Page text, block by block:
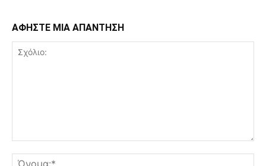
ΑΦΗΣΤΕ ΜΙΑ ΑΠΑΝΤΗΣΗ